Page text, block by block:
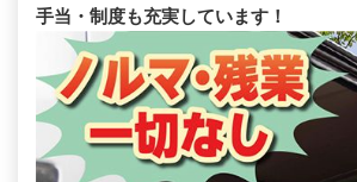
手当・制度も充実しています！